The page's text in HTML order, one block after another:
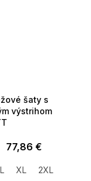
šaty s
výstrihom
77,86 €
L XL 2XL